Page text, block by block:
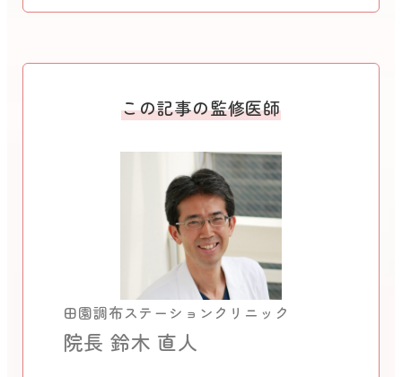
この記事の監修医師
田園調布ステーションクリニック
院長 鈴木 直人